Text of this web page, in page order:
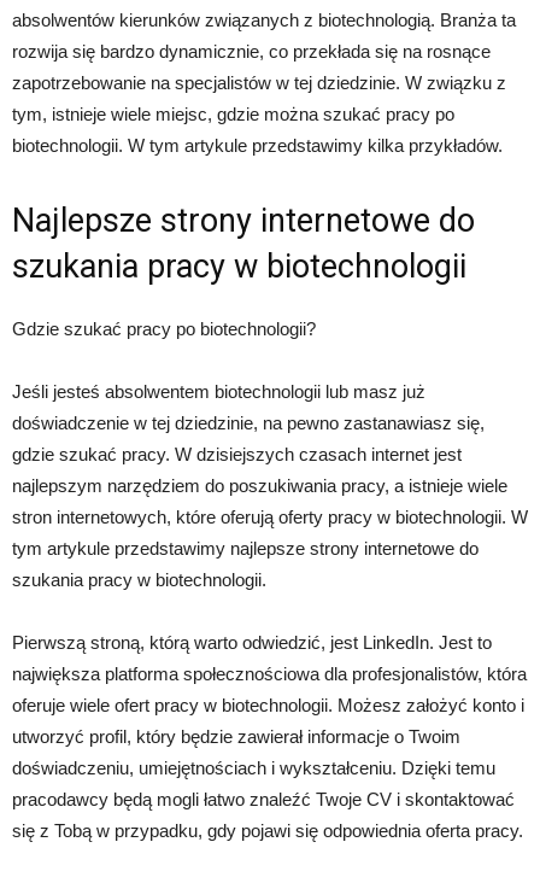
absolwentów kierunków związanych z biotechnologią. Branża ta
rozwija się bardzo dynamicznie, co przekłada się na rosnące
zapotrzebowanie na specjalistów w tej dziedzinie. W związku z
tym, istnieje wiele miejsc, gdzie można szukać pracy po
biotechnologii. W tym artykule przedstawimy kilka przykładów.
Najlepsze strony internetowe do
szukania pracy w biotechnologii
Gdzie szukać pracy po biotechnologii?
Jeśli jesteś absolwentem biotechnologii lub masz już
doświadczenie w tej dziedzinie, na pewno zastanawiasz się,
gdzie szukać pracy. W dzisiejszych czasach internet jest
najlepszym narzędziem do poszukiwania pracy, a istnieje wiele
stron internetowych, które oferują oferty pracy w biotechnologii. W
tym artykule przedstawimy najlepsze strony internetowe do
szukania pracy w biotechnologii.
Pierwszą stroną, którą warto odwiedzić, jest LinkedIn. Jest to
największa platforma społecznościowa dla profesjonalistów, która
oferuje wiele ofert pracy w biotechnologii. Możesz założyć konto i
utworzyć profil, który będzie zawierał informacje o Twoim
doświadczeniu, umiejętnościach i wykształceniu. Dzięki temu
pracodawcy będą mogli łatwo znaleźć Twoje CV i skontaktować
się z Tobą w przypadku, gdy pojawi się odpowiednia oferta pracy.